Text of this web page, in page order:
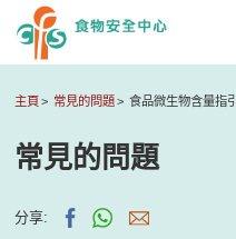
主頁 常見的問題 食品微生物含量指引
常見的問題
分享: